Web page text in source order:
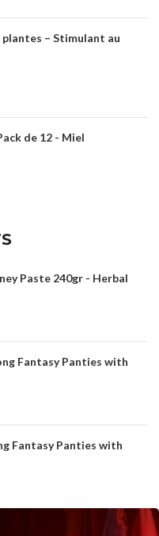
– Stimulant au
de 12 - Miel
Paste 240gr - Herbal
Fantasy Panties with
Fantasy Panties with